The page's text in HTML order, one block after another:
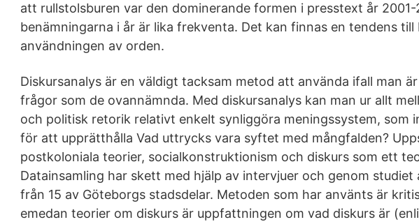
att rullstolsburen var den dominerande formen i presstext år
benämningarna i år är lika frekventa. Det kan finnas en tendens till
användningen av orden.
Diskursanalys är en väldigt tacksam metod att använda ifall man
frågor som de ovannämnda. Med diskursanalys kan man ur allt
och politisk retorik relativt enkelt synliggöra meningssystem, som
för att upprätthålla Vad uttrycks vara syftet med mångfalden?
postkoloniala teorier, socialkonstruktionism och diskurs som ett
Datainsamling har skett med hjälp av intervjuer och genom studiet
från 15 av Göteborgs stadsdelar. Metoden som har använts är
emedan teorier om diskurs är uppfattningen om vad diskurs är